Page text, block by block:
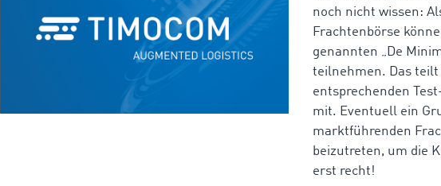
noch nicht wissen:
Frachtenbörse
genannten „De
teilnehmen. Das teilt
entsprechenden
mit. Eventuell ein
marktführenden
beizutreten, um die
erst recht!